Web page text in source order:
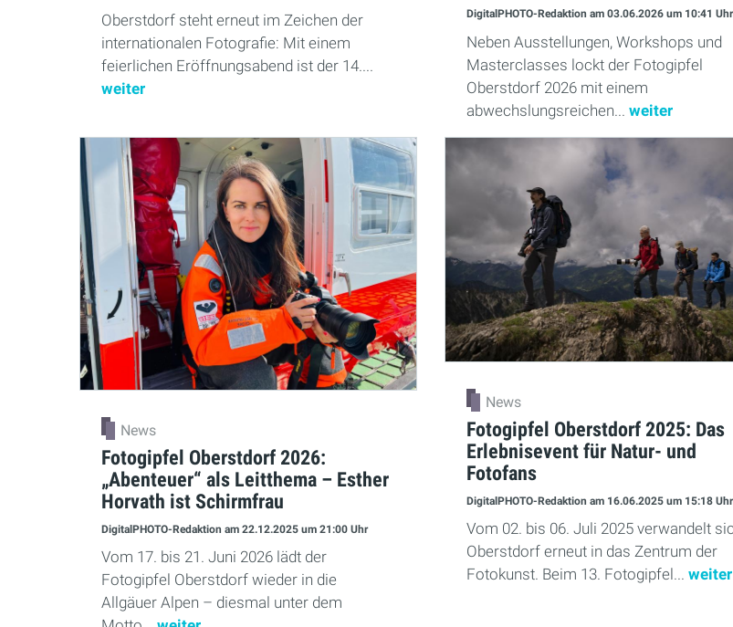
Oberstdorf steht erneut im Zeichen der
internationalen Fotografie: Mit einem
feierlichen Eröffnungsabend ist der 14....
weiter
DigitalPHOTO-Redaktion am 03.06.2026 um 10:41 Uhr
Neben Ausstellungen, Workshops und
Masterclasses lockt der Fotogipfel
Oberstdorf 2026 mit einem
abwechslungsreichen... weiter
News
Fotogipfel Oberstdorf 2026:
„Abenteuer“ als Leitthema – Esther
Horvath ist Schirmfrau
DigitalPHOTO-Redaktion am 22.12.2025 um 21:00 Uhr
Vom 17. bis 21. Juni 2026 lädt der
Fotogipfel Oberstdorf wieder in die
Allgäuer Alpen – diesmal unter dem
News
Fotogipfel Oberstdorf 2025: Das
Erlebnisevent für Natur- und
Fotofans
DigitalPHOTO-Redaktion am 16.06.2025 um 15:18 Uhr
Vom 02. bis 06. Juli 2025 verwandelt
Oberstdorf erneut in das Zentrum der
Fotokunst. Beim 13. Fotogipfel... weiter